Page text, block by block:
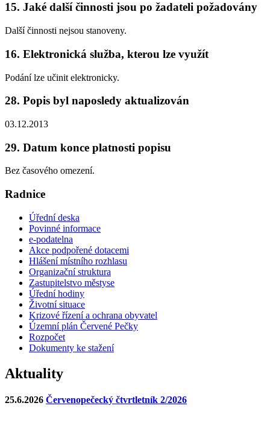
15. Jaké další činnosti jsou po žadateli požadovány
Další činnosti nejsou stanoveny.
16. Elektronická služba, kterou lze využít
Podání lze učinit elektronicky.
28. Popis byl naposledy aktualizován
03.12.2013
29. Datum konce platnosti popisu
Bez časového omezení.
Radnice
Úřední deska
Povinné informace
e-podatelna
Akce podpořené dotacemi
Hlášení místního rozhlasu
Organizační struktura
Zastupitelstvo městyse
Úřední hodiny
Životní situace
Krizové řízení a ochrana obyvatel
Územní plán Červené Pečky
Rozpočet
Dokumenty ke stažení
Aktuality
25.6.2026 Červenopečecký čtvrtletník 2/2026